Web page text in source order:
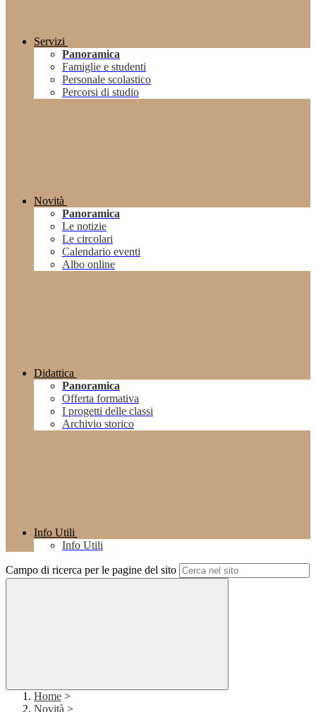
Servizi
Panoramica
Famiglie e studenti
Personale scolastico
Percorsi di studio
Novità
Panoramica
Le notizie
Le circolari
Calendario eventi
Albo online
Didattica
Panoramica
Offerta formativa
I progetti delle classi
Archivio storico
Info Utili
Info Utili
Campo di ricerca per le pagine del sito
Home >
Novità >